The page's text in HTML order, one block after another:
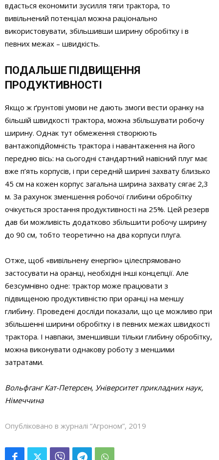
вдасться економити зусилля тяги трактора, то
вивільнений потенціал можна раціонально
використовувати, збільшивши ширину обробітку і в
певних межах – швидкість.
ПОДАЛЬШЕ ПІДВИЩЕННЯ
ПРОДУКТИВНОСТІ
Якщо ж ґрунтові умови не дають змоги вести оранку на
більшій швидкості трактора, можна збільшувати робочу
ширину. Однак тут обмеження створюють
вантажопідйомність трактора і навантаження на його
передню вісь: на сьогодні стандартний навісний плуг має
вже п’ять корпусів, і при середній ширині захвату близько
45 см на кожен корпус загальна ширина захвату сягає 2,3
м. За рахунок зменшення робочої глибини обробітку
очікується зростання продуктивності на 25%. Цей резерв
дав би можливість додатково збільшити робочу ширину
до 90 см, тобто теоретично на два корпуси плуга.
Отже, щоб «вивільнену енергію» цілеспрямовано
застосувати на оранці, необхідні інші концепції. Але
безсумнівно одне: трактор може працювати з
підвищеною продуктивністю при оранці на меншу
глибину. Проведені досліди показали, що це можливо при
збільшенні ширини обробітку і в певних межах швидкості
трактора. І навпаки, зменшивши тільки глибину обробітку,
можна виконувати однакову роботу з меншими
затратами.
Вольфганг Кат-Петерсен, Університет прикладних наук,
Німеччина
Опубліковано в журналі “Агроном”, 2019